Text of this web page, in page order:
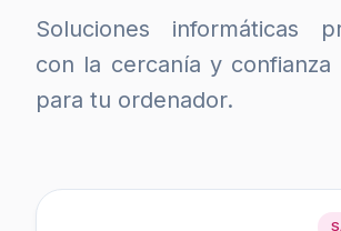
Soluciones informáticas
con la cercanía y confianza
para tu ordenador.